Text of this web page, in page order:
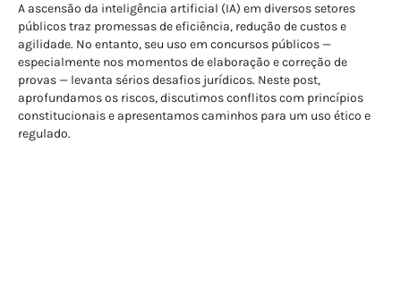
A ascensão da inteligência artificial (IA) em diversos setores
públicos traz promessas de eficiência, redução de custos e
agilidade. No entanto, seu uso em concursos públicos —
especialmente nos momentos de elaboração e correção de
provas — levanta sérios desafios jurídicos. Neste post,
aprofundamos os riscos, discutimos conflitos com princípios
constitucionais e apresentamos caminhos para um uso ético e
regulado.